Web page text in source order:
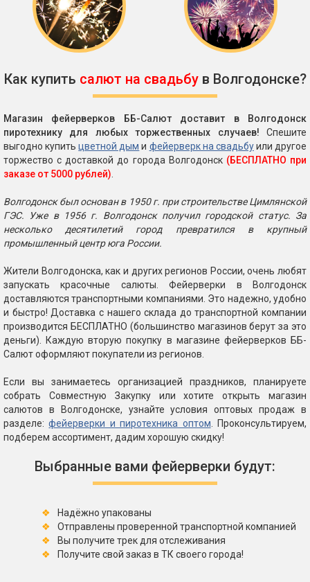
Как купить салют на свадьбув Волгодонске?
Магазин фейерверков ББ-Салют доставит в Волгодонск
пиротехнику для любых торжественных случаев! Спешите
выгодно купитьцветной дым и фейерверк на свадьбуили другое
торжество с доставкой до города Волгодонск (БЕСПЛАТНО при
заказе от 5000 рублей).
Волгодонск был основан в 1950 г. при строительстве Цимлянской
ГЭС. Уже в 1956 г. Волгодонск получил городской статус. За
несколько десятилетий город превратился в крупный
промышленный центр юга России.
Жители Волгодонска, как и других регионов России, очень любят
запускать красочные салюты. Фейерверки в Волгодонск
доставляются транспортными компаниями. Это надежно, удобно
и быстро! Доставка с нашего склада до транспортной компании
производится БЕСПЛАТНО (большинство магазинов берут за это
деньги). Каждую вторую покупку в магазине фейерверков ББ-
Салют оформляют покупатели из регионов.
Если вы занимаетесь организацией праздников, планируете
собрать Совместную Закупку или хотите открыть магазин
салютов в Волгодонске, узнайте условия оптовых продаж в
разделе:фейерверки и пиротехника оптом. Проконсультируем,
подберем ассортимент, дадим хорошую скидку!
Выбранные вами фейерверки будут:
Надёжно упакованы
Отправлены проверенной транспортной компанией
Вы получите трек для отслеживания
Получите свой заказ в ТК своего города!